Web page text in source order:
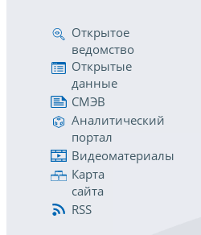
Открытое
ведомство
Открытые
данные
СМЭВ
Аналитический
портал
Видеоматериалы
Карта
сайта
RSS